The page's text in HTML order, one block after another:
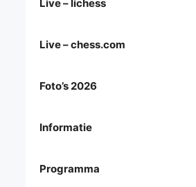
Live – lichess
Live – chess.com
Foto’s 2026
Informatie
Programma